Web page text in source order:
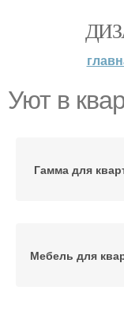
Уют в
Гамма для
Мебель для